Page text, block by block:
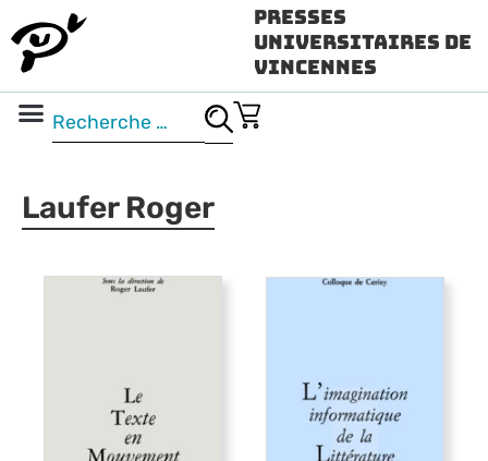
Presses
Universitaires de
Vincennes
Laufer Roger